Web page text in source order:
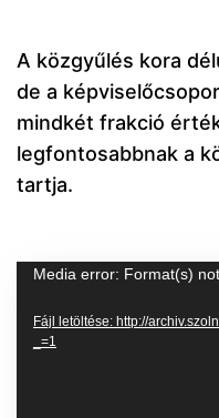
A közgyűlés kora
de a
mindkét frakció
legfontosabbnak a
tartja.
Videólejátszó
Media error: Format(s)
Fájl letöltése: http://
_=1